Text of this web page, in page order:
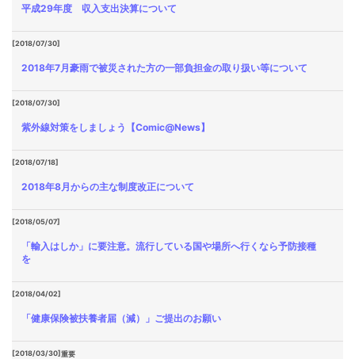
平成29年度 収入支出決算について
[2018/07/30]
2018年7月豪雨で被災された方の一部負担金の取り扱い等について
[2018/07/30]
紫外線対策をしましょう【Comic@News】
[2018/07/18]
2018年8月からの主な制度改正について
[2018/05/07]
「輸入はしか」に要注意。流行している国や場所へ行くなら予防接種
を
[2018/04/02]
「健康保険被扶養者届（減）」ご提出のお願い
[2018/03/30]重要